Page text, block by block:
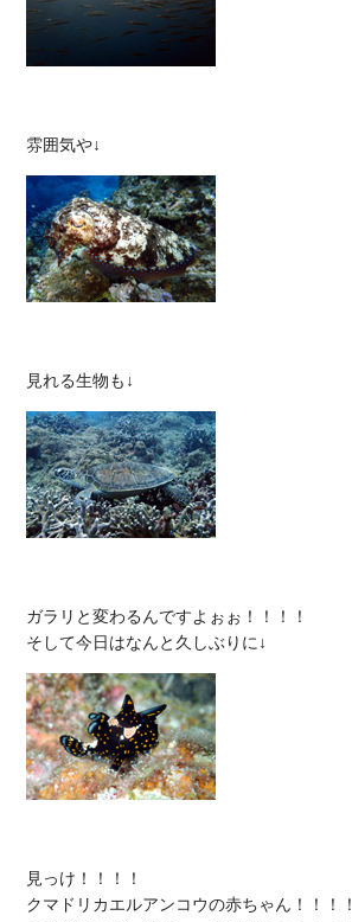
ガラリと変わるんですよぉぉ！！！！
見っけ！！！！
クマドリカエルアンコウの赤ちゃん！！！！